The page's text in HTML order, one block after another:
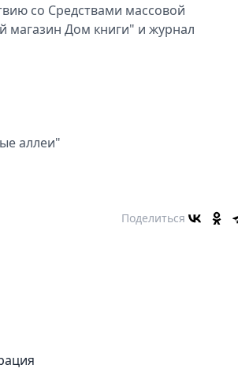
со Средствами массовой
магазин Дом книги" и журнал
аллеи"
Поделиться